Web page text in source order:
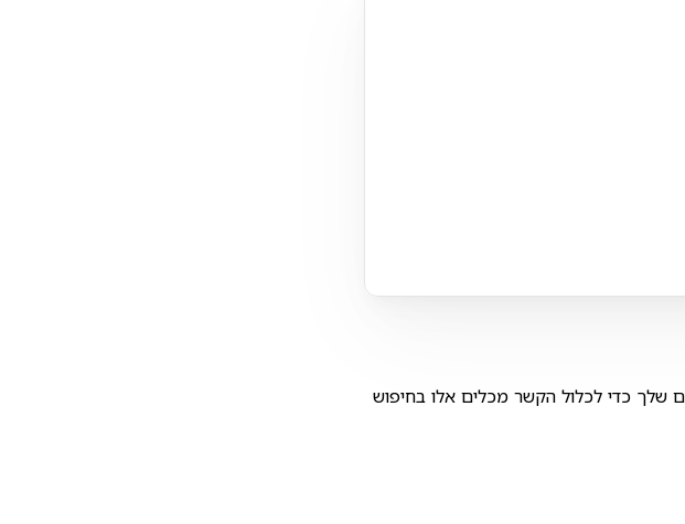
שלך כדי לכלול הקשר מכלים אלו בחיפוש